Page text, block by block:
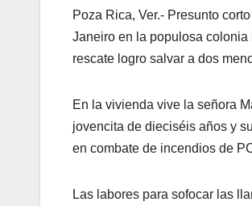
Poza Rica, Ver.- Presunto
Janeiro en la populosa
rescate logro salvar a dos
En la vivienda vive la señora
jovencita de dieciséis años y
en combate de incendios de
Las labores para sofocar las